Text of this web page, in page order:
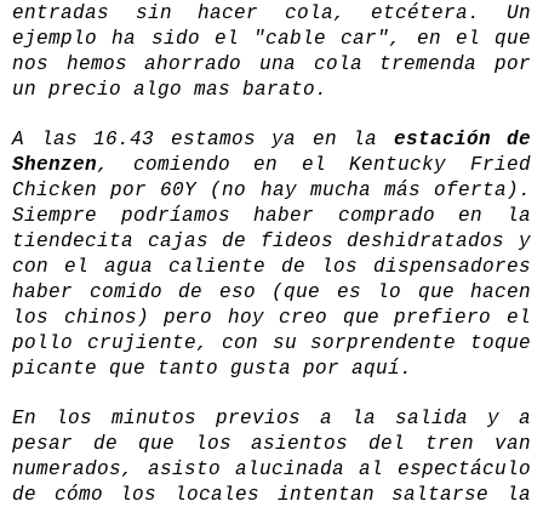
entradas sin hacer cola, etcétera. Un
ejemplo ha sido el "cable car", en el que
nos hemos ahorrado una cola tremenda por
un precio algo mas barato.
A las 16.43 estamos ya en la estación de
Shenzen, comiendo en el Kentucky Fried
Chicken por 60Y (no hay mucha más oferta).
Siempre podríamos haber comprado en la
tiendecita cajas de fideos deshidratados y
con el agua caliente de los dispensadores
haber comido de eso (que es lo que hacen
los chinos) pero hoy creo que prefiero el
pollo crujiente, con su sorprendente toque
picante que tanto gusta por aquí.
En los minutos previos a la salida y a
pesar de que los asientos del tren van
numerados, asisto alucinada al espectáculo
de cómo los locales intentan saltarse la